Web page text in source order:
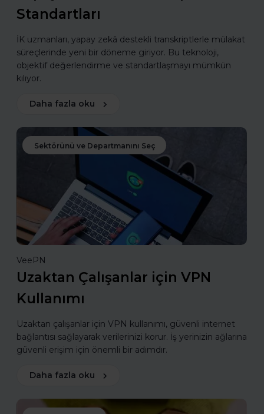
Standartları
İK uzmanları, yapay zekâ destekli transkriptlerle mülakat
süreçlerinde yeni bir döneme giriyor. Bu teknoloji,
objektif değerlendirme ve standartlaşmayı mümkün
kılıyor.
Daha fazla oku
Sektörünü ve Departmanını Seç
VeePN
Uzaktan Çalışanlar için VPN
Kullanımı
Uzaktan çalışanlar için VPN kullanımı, güvenli internet
bağlantısı sağlayarak verilerinizi korur. İş yerinizin ağlarına
güvenli erişim için önemli bir adımdır.
Daha fazla oku